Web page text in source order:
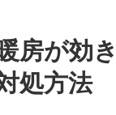
房が効
処方法